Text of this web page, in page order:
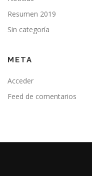
Resumen 2019
Sin categoría
META
Acceder
Feed de comentarios